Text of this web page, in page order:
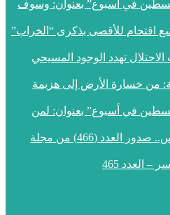
“فلسطين في أسبوع” بعنوان: وسوف
اقتحام للأقصى بذكرى “الخراب”
تهدد الوجود المسيحي
من خسارة الأرض إلى هزيمة
“فلسطين في أسبوع” بعنوان: لمن
أمميون على طريق القدس.. صدور العدد (466) من مجلة
العدد 465